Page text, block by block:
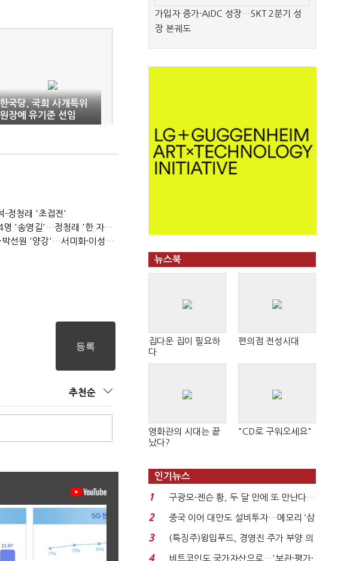
한국당, 국회 사개특위
원장에 유기준 선임
-정청래 '초접전'
(정기여론조사)③2순위, 10명 중 4명 '송영길'…정청래 '한 자릿수'
(정기여론조사)④최고위원 최민희·박선원 '양강'…서미화·이성윤·임미애 뒤이어
추천순
가입자 증가·AIDC 성장…SKT 2분기 성
장 본궤도
뉴스북
집다운 집이 필요하
다
편의점 전성시대
영화관의 시대는 끝
났다?
"CD로 구워오세요"
인기뉴스
1
구광모-젠슨 황, 두 달 만에 또 만난다…
로봇·AI 등 논...
2
중국 이어 대만도 설비투자…메모리 ‘삼
국전쟁’
3
(특징주)윙입푸드, 경영진 주가 부양 의
지에 상한가...
4
비트코인도 국가자산으로…'보관·평가·